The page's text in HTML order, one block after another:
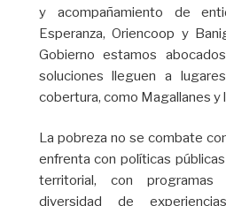
y acompañamiento de
Esperanza, Oriencoop y
Gobierno estamos
soluciones lleguen a
cobertura, como Magallanes y
La pobreza no se combate
enfrenta con políticas
territorial, con programas
diversidad de